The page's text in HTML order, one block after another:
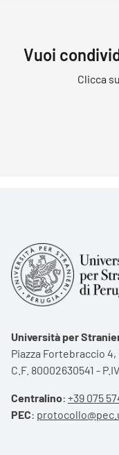
Vuoi
Clicca
Università per
Piazza Fortebraccio 4,
C.F. 80002630541 -
Centralino: +39 075
PEC: